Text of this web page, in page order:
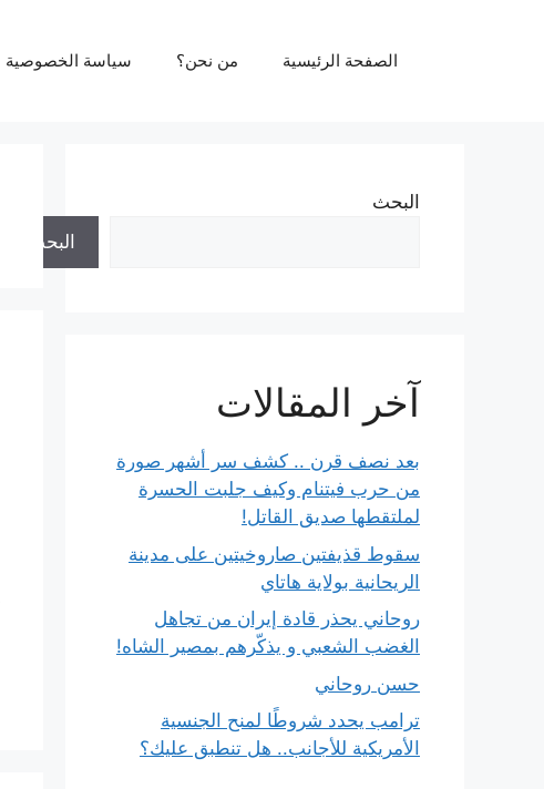
الصفحة الرئيسية من نحن؟ سياسة الخصوصية
البحث
البحث
آخر المقالات
بعد نصف قرن .. كشف سر أشهر صورة
من حرب فيتنام وكيف جلبت الحسرة
لملتقطها صديق القاتل!
سقوط قذيفتين صاروخيتين على مدينة
الريحانية بولاية هاتاي
روحاني يحذر قادة إيران من تجاهل
الغضب الشعبي و يذكّرهم بمصير الشاه!
حسن روحاني
ترامب يحدد شروطًا لمنح الجنسية
الأمريكية للأجانب.. هل تنطبق عليك؟